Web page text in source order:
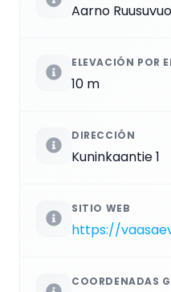
Aarno
ELEVACIÓN POR
10 m
DIRECCIÓN
Kuninkaantie 1
SITIO WEB
COORDENADAS